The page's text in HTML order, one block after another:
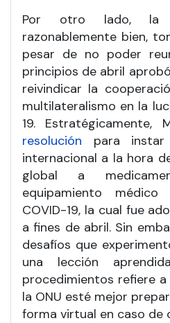
Por otro lado, la
razonablemente bien,
pesar de no poder
principios de abril
reivindicar la
multilateralismo en la
19. Estratégicamente,
resolución para
internacional a la hora
global a
equipamiento
COVID-19, la cual fue
a fines de abril. Sin
desafíos que
una lección
procedimientos refiere
la ONU esté mejor
forma virtual en caso de